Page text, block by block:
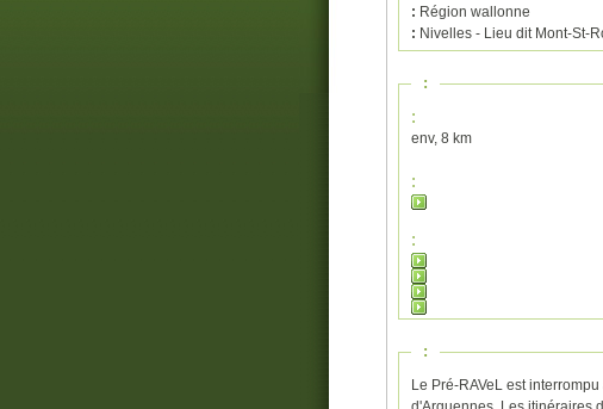
: Région wallonne
: Nivelles - Lieu dit Mont-St-
:
:
env, 8 km
:
:
:
Le Pré-RAVeL est